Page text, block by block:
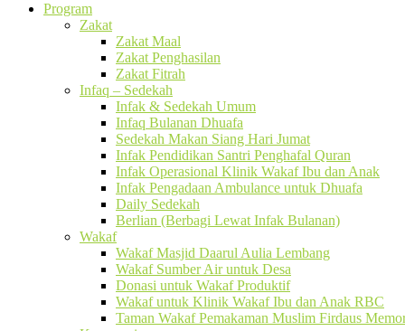
Program
Zakat
Zakat Maal
Zakat Penghasilan
Zakat Fitrah
Infaq – Sedekah
Infak & Sedekah Umum
Infaq Bulanan Dhuafa
Sedekah Makan Siang Hari Jumat
Infak Pendidikan Santri Penghafal Quran
Infak Operasional Klinik Wakaf Ibu dan Anak
Infak Pengadaan Ambulance untuk Dhuafa
Daily Sedekah
Berlian (Berbagi Lewat Infak Bulanan)
Wakaf
Wakaf Masjid Daarul Aulia Lembang
Wakaf Sumber Air untuk Desa
Donasi untuk Wakaf Produktif
Wakaf untuk Klinik Wakaf Ibu dan Anak RBC
Taman Wakaf Pemakaman Muslim Firdaus